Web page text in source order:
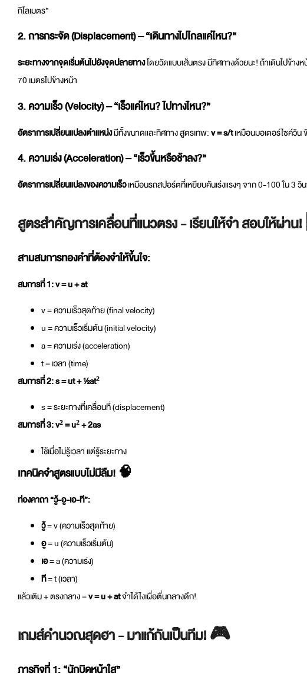
กิโลเมตร”
2. การกระจัด (Displacement) – “เดินทางไปไกลแค่ไหน?”
ระยะทางจากจุดเริ่มต้นไปยังจุดปลายทางโดยวัดแบบเส้นตรง มีทิศทางด้วยนะ! ถ้าเดินไปข้าง
70 เมตรไปข้างหน้า
3. ความเร็ว (Velocity) – “เร็วแค่ไหน? ไปทางไหน?”
อัตราการเปลี่ยนแปลงตำแหน่งมีทั้งขนาดและทิศทาง สูตรเทพ:v = s/tเหมือนมอเตอร์ไซค์วิน
4. ความเร่ง (Acceleration) – “เร็วขึ้นหรือช้าลง?”
อัตราการเปลี่ยนแปลงของความเร็วเหมือนรถสปอร์ตที่เหยียบคันเร่งแรงๆ จาก 0-100 ใน 3 วิ
สูตรสำคัญการเคลื่อนที่แนวตรง - เรียนให้จำ สอบให้ผ่าน
สามสมการทองคำที่ต้องจำให้ขึ้นใจ:
สมการที่ 1:v = u + at
v = ความเร็วสุดท้าย (final velocity)
u = ความเร็วเริ่มต้น (initial velocity)
a = ความเร่ง (acceleration)
t = เวลา (time)
สมการที่ 2:s = ut + ½at²
s = ระยะทางที่เคลื่อนที่ (displacement)
สมการที่ 3:v² = u² + 2as
ใช้เมื่อไม่รู้เวลา แต่รู้ระยะทาง
เทคนิคจำสูตรแบบไม่มีลืม! 🧠
ท่องคาถา “วู้-อู-เอ-ที”:
วู้= v (ความเร็วสุดท้าย)
อู= u (ความเร็วเริ่มต้น)
เอ= a (ความเร่ง)
ที= t (เวลา)
แล้วเติม + ตรงกลาง =v = u + atจำได้ไงเผื่อตื่นกลางดึก!
เกมส์คำนวณสุดฮา - มาแก้กันเป็นทีม! 🎮
ภารกิจที่ 1: “นักบิดหน้าใส”